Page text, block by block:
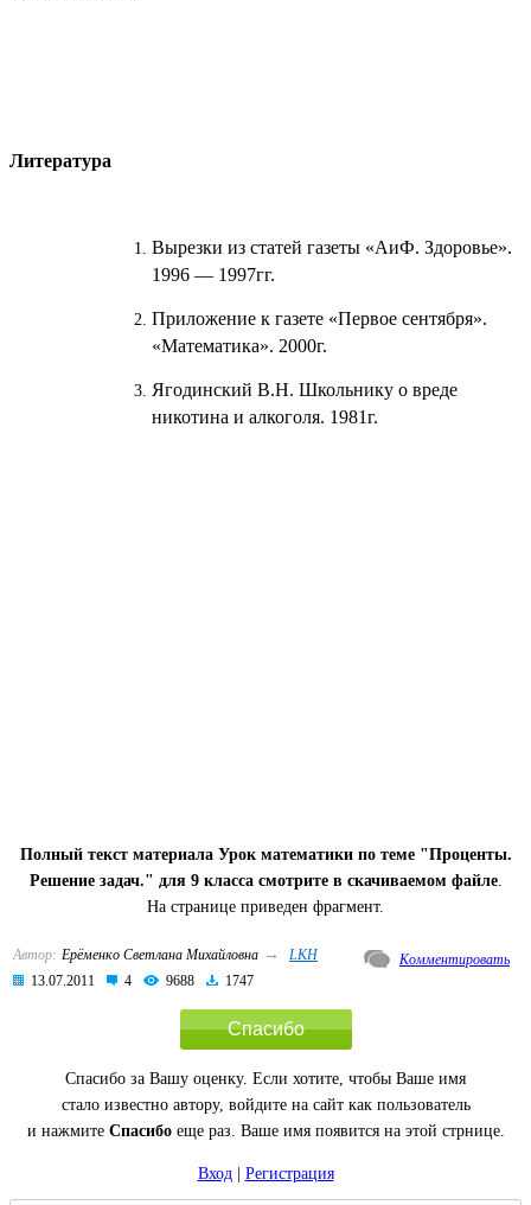
Литература
Вырезки из статей газеты «АиФ. Здоровье».
1996 — 1997гг.
Приложение к газете «Первое сентября».
«Математика». 2000г.
Ягодинский В.Н. Школьнику о вреде
никотина и алкоголя. 1981г.
Полный текст материала Урок математики по теме "Проценты.
Решение задач." для 9 класса смотрите в скачиваемом файле.
На странице приведен фрагмент.
Автор: Ерёменко Светлана Михайловна →
LKH
13.07.2011
4 9688 1747
Комментировать
Спасибо
Спасибо за Вашу оценку. Если хотите, чтобы Ваше имя
стало известно автору, войдите на сайт как пользователь
и нажмите Спасибоеще раз. Ваше имя появится на этой стрнице.
Вход| Регистрация